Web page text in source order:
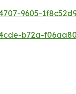
9605-
b72a-